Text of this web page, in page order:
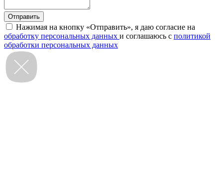
Нажимая на кнопку «Отправить», я даю согласие на
обработку персональных данных и соглашаюсь с политикой
обработки персональных данных